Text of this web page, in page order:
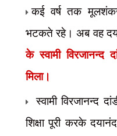
कई वर्ष तक
भटकते रहे। अब वह
के स्वामी
मिला।
स्वामी विरजानन्द
शिक्षा पूरी करके